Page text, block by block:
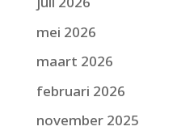
mei 2026
maart 2026
februari 2026
november 2025